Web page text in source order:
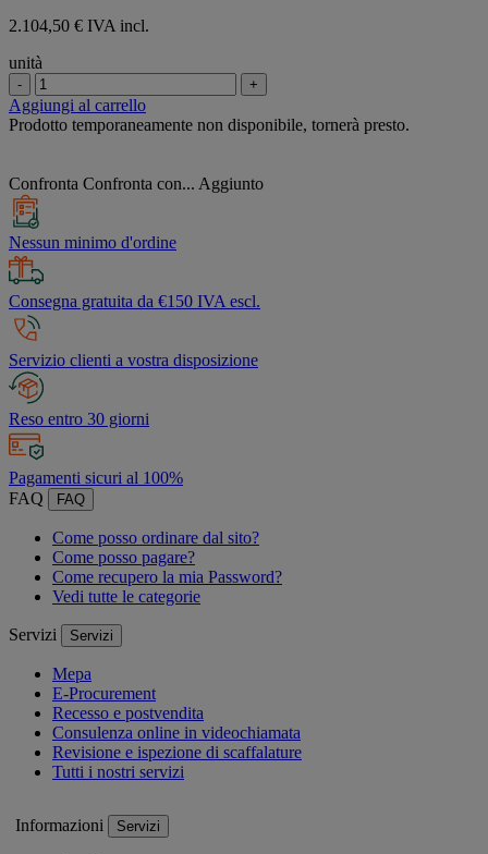
2.104,50 € IVA incl.
unità
- +
Aggiungi al carrello
Prodotto temporaneamente non disponibile, tornerà presto.
Confronta Confronta con... Aggiunto
Nessun minimo d'ordine
Consegna gratuita da €150 IVA escl.
Servizio clienti a vostra disposizione
Reso entro 30 giorni
Pagamenti sicuri al 100%
FAQ
FAQ
Come posso ordinare dal sito?
Come posso pagare?
Come recupero la mia Password?
Vedi tutte le categorie
Servizi Servizi
Mepa
E-Procurement
Recesso e postvendita
Consulenza online in videochiamata
Revisione e ispezione di scaffalature
Tutti i nostri servizi
Informazioni Servizi